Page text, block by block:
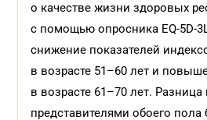
о качестве жизни здоровых
с помощью опросника EQ-5D-
снижение показателей
в возрасте 51–60 лет и
в возрасте 61–70 лет.
представителями обоего